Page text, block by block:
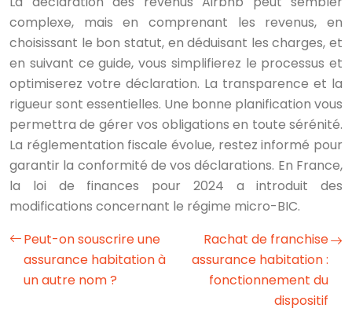
complexe, mais en comprenant les revenus, en
choisissant le bon statut, en déduisant les charges, et
en suivant ce guide, vous simplifierez le processus et
optimiserez votre déclaration. La transparence et la
rigueur sont essentielles. Une bonne planification vous
permettra de gérer vos obligations en toute sérénité.
La réglementation fiscale évolue, restez informé pour
garantir la conformité de vos déclarations. En France,
la loi de finances pour 2024 a introduit des
modifications concernant le régime micro-BIC.
Peut-on souscrire une
assurance habitation à
un autre nom ?
Rachat de franchise
assurance habitation :
fonctionnement du
dispositif